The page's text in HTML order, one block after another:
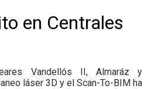
en Centrales
Vandellós II, Almaráz y
láser 3D y el Scan-To-BIM ha